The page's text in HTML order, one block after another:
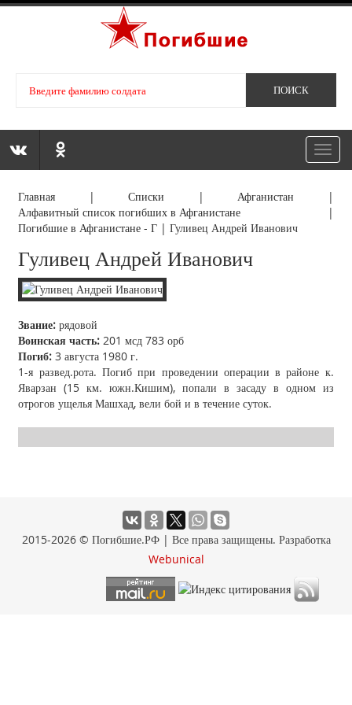
Главная |Списки | Афганистан |
Алфавитный список погибших в Афганистане |
Погибшие в Афганистане - Г |Гуливец Андрей Иванович
Гуливец Андрей Иванович
Звание: рядовой
Воинская часть: 201 мсд 783 орб
Погиб: 3 августа 1980 г.
1-я развед.рота. Погиб при проведении операции в районе к.
Яварзан (15 км. южн.Кишим), попали в засаду в одном из
отрогов ущелья Машхад, вели бой и в течение суток.
2015-2026 © Погибшие.РФ | Все права защищены. Разработка
Webunical